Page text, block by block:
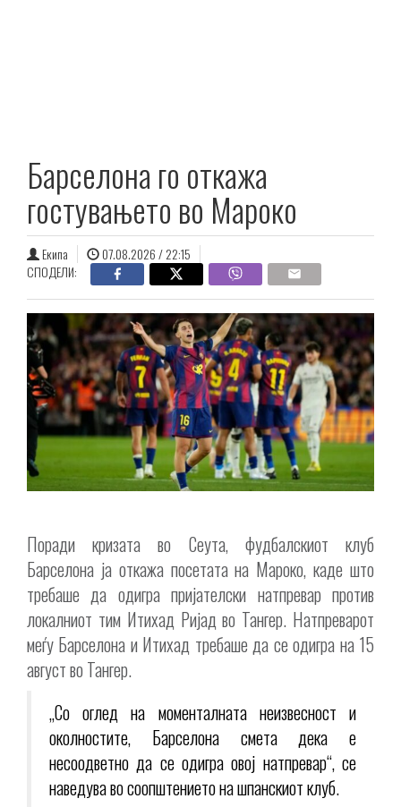
Барселона го откажа
гостувањето во Мароко
Екипа
07.08.2026 / 22:15
СПОДЕЛИ:
Поради кризата во Сеута, фудбалскиот клуб
Барселона ја откажа посетата на Мароко, каде што
требаше да одигра пријателски натпревар против
локалниот тим Итихад Ријад во Тангер. Натпреварот
меѓу Барселона и Итихад требаше да се одигра на 15
август во Тангер.
„Со оглед на моменталната неизвесност и
околностите, Барселона смета дека е
несоодветно да се одигра овој натпревар“, се
наведува во соопштението на шпанскиот клуб.